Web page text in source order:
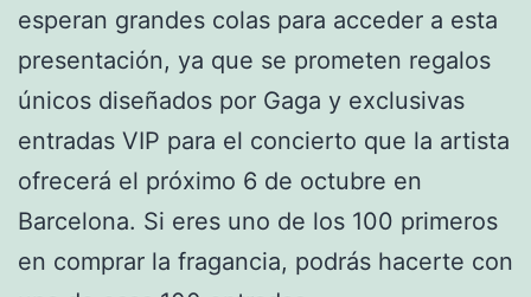
esperan grandes colas para acceder a esta
presentación, ya que se prometen regalos
únicos diseñados por Gaga y exclusivas
entradas VIP para el concierto que la artista
ofrecerá el próximo 6 de octubre en
Barcelona. Si eres uno de los 100 primeros
en comprar la fragancia, podrás hacerte con